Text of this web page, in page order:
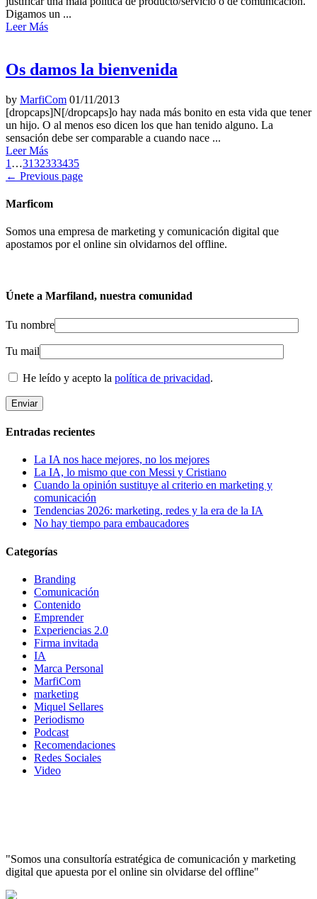
Digamos un ...
Leer Más
Os damos la bienvenida
by MarfiCom 01/11/2013
[dropcaps]N[/dropcaps]o hay nada más bonito en esta vida que tener
un hijo. O al menos eso dicen los que han tenido alguno. La
sensación debe ser comparable a cuando nace ...
Leer Más
1 …3132333435
← Previous page
Marficom
Somos una empresa de marketing y comunicación digital que
apostamos por el online sin olvidarnos del offline.
Únete a Marfiland, nuestra comunidad
Tu nombre
Tu mail
He leído y acepto la política de privacidad.
Entradas recientes
La IA nos hace mejores, no los mejores
La IA, lo mismo que con Messi y Cristiano
Cuando la opinión sustituye al criterio en marketing y
comunicación
Tendencias 2026: marketing, redes y la era de la IA
No hay tiempo para embaucadores
Categorías
Branding
Comunicación
Contenido
Emprender
Experiencias 2.0
Firma invitada
IA
Marca Personal
MarfiCom
marketing
Miquel Sellares
Periodismo
Podcast
Recomendaciones
Redes Sociales
Video
"Somos una consultoría estratégica de comunicación y marketing
digital que apuesta por el online sin olvidarse del offline"